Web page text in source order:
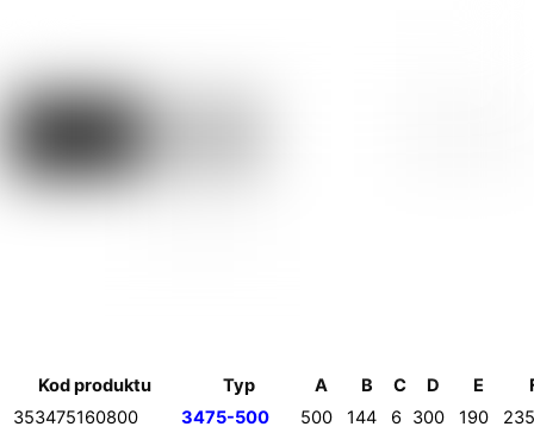
Kod produktu Typ A B C D E
353475160800
3475-500 500 144 6 300 190